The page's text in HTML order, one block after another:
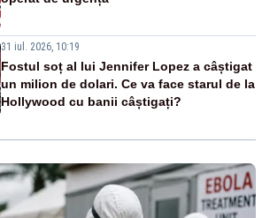
31 iul. 2026, 10:19
Fostul soț al lui Jennifer Lopez a câștigat
un milion de dolari. Ce va face starul de la
Hollywood cu banii câștigați?